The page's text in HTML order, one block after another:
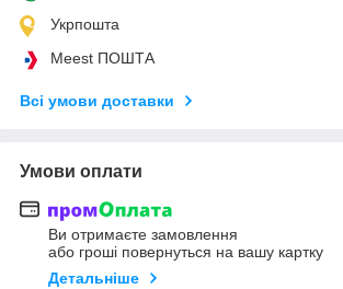
Укрпошта
Meest ПОШТА
Всі умови доставки
Умови оплати
Ви отримаєте замовлення
або гроші повернуться на вашу картку
Детальніше